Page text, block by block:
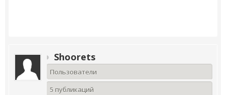
Shoorets
Пользователи
5 публикаций